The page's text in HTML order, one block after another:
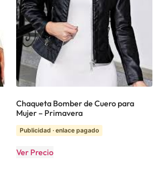
Chaqueta Bomber de Cuero para
Mujer – Primavera
Publicidad · enlace pagado
Ver Precio